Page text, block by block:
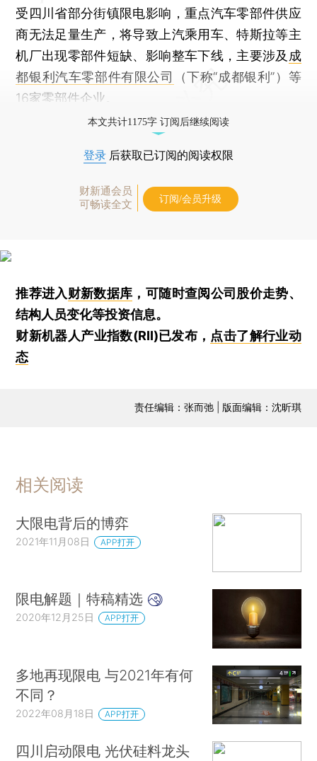
受四川省部分街镇限电影响，重点汽车零部件供应
商无法足量生产，将导致上汽乘用车、特斯拉等主
机厂出现零部件短缺、影响整车下线，主要涉及 成
都银利汽车零部件有限公司
（下称“成都银利”）等
16家零部件企业。
本文共计1175字 订阅后继续阅读
登录 后获取已订阅的阅读权限
财新通会员
可畅读全文
订阅/会员升级
推荐进入财新数据库 ，可随时查阅公司股价走势、
结构人员变化等投资信息。
财新机器人产业指数(RII)已发布， 点击了解行业动
态
责任编辑：张而弛 | 版面编辑：沈昕琪
相关阅读
大限电背后的博弈
2021年11月08日 APP打开
限电解题｜特稿精选
2020年12月25日 APP打开
多地再现限电 与2021年有何
不同？
2022年08月18日 APP打开
四川启动限电 光伏硅料龙头